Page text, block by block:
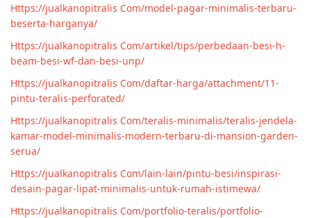
Https://jualkanopitralis Com/model-pagar-minimalis-terbaru-
beserta-harganya/
Https://jualkanopitralis Com/artikel/tips/perbedaan-besi-h-
beam-besi-wf-dan-besi-unp/
Https://jualkanopitralis Com/daftar-harga/attachment/11-
pintu-teralis-perforated/
Https://jualkanopitralis Com/teralis-minimalis/teralis-jendela-
kamar-model-minimalis-modern-terbaru-di-mansion-garden-
serua/
Https://jualkanopitralis Com/lain-lain/pintu-besi/inspirasi-
desain-pagar-lipat-minimalis-untuk-rumah-istimewa/
Https://jualkanopitralis Com/portfolio-teralis/portfolio-